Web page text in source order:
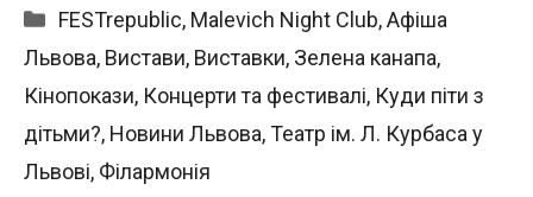
Категорії
FESTrepublic, Malevich Night Club,Афіша
Львова, Вистави, Виставки, Зелена канапа,
Кінопокази, Концерти та фестивалі, Куди піти з
дітьми?, Новини Львова,Театр ім. Л. Курбаса у
Львові, Філармонія